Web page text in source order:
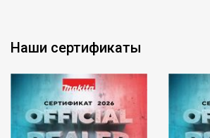
Наши сертификаты